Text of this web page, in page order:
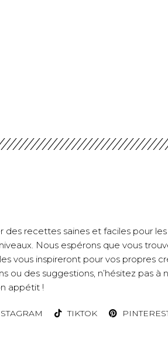
des recettes saines et faciles pour
Nous espérons que vous
vous inspireront pour vos propres
ou des suggestions, n’hésitez pas à
appétit !
TIKTOK